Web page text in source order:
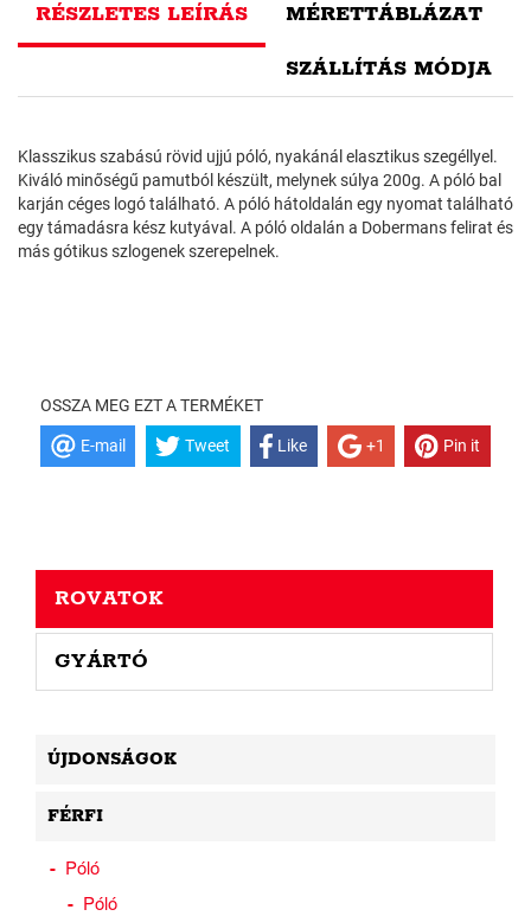
RÉSZLETES LEÍRÁS MÉRETTÁBLÁZAT
SZÁLLÍTÁS MÓDJA
Klasszikus szabású rövid ujjú póló, nyakánál elasztikus szegéllyel.
Kiváló minőségű pamutból készült, melynek súlya 200g. A póló bal
karján céges logó található. A póló hátoldalán egy nyomat található
egy támadásra kész kutyával. A póló oldalán a Dobermans felirat és
más gótikus szlogenek szerepelnek.
OSSZA MEG EZT A TERMÉKET
E-mail Tweet Like +1 Pin it
ROVATOK
GYÁRTÓ
ÚJDONSÁGOK
FÉRFI
Póló
Póló